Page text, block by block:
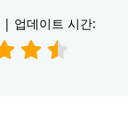
| 업데이트 시간: